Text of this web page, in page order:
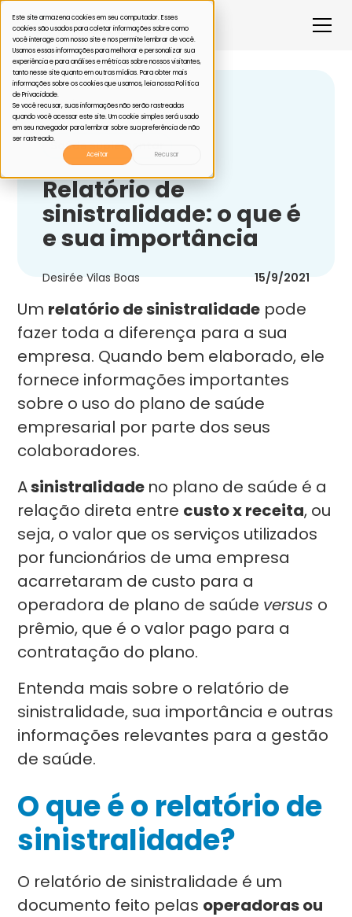
Este site armazena cookies em seu computador. Esses
cookies são usados para coletar informações sobre como
você interage com nosso site e nos permite lembrar de você.
Usamos essas informações para melhorar e personalizar sua
experiência e para análises e métricas sobre nossos visitantes,
tanto nesse site quanto em outras mídias. Para obter mais
informações sobre os cookies que usamos, leia nossa Política
de Privacidade.
Se você recusar, suas informações não serão rastreadas
quando você acessar este site. Um cookie simples será usado
em seu navegador para lembrar sobre sua preferência de não
ser rastreado.
Aceitar
Recusar
Voltar
Saúde suplementar
Relatório de
sinistralidade: o que é
e sua importância
Desirée Vilas Boas 15/9/2021
Um relatório de sinistralidade pode
fazer toda a diferença para a sua
empresa. Quando bem elaborado, ele
fornece informações importantes
sobre o uso do plano de saúde
empresarial por parte dos seus
colaboradores.
Asinistralidade no plano de saúde é a
relação direta entre custo x receita, ou
seja, o valor que os serviços utilizados
por funcionários de uma empresa
acarretaram de custo para a
operadora de plano de saúde versus o
prêmio, que é o valor pago para a
contratação do plano.
Entenda mais sobre o relatório de
sinistralidade, sua importância e outras
informações relevantes para a gestão
de saúde.
O que é o relatório de
sinistralidade?
O relatório de sinistralidade é um
documento feito pelas operadoras ou